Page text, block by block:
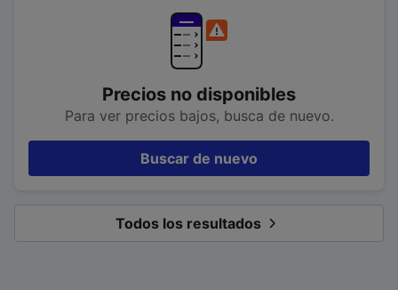
Precios no disponibles
Para ver precios bajos, busca de nuevo.
Buscar de nuevo
Todos los resultados